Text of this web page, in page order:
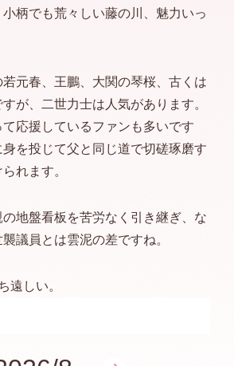
柄でも荒々しい藤の川、魅力いっ
元春、王鵬、大関の琴桜、古くは
が、二世力士は人気があります。
応援しているファンも多いです
を投じて父と同じ道で切磋琢磨す
れます。
地盤看板を苦労なく引き継ぎ、な
議員とは雲泥の差ですね。
遠しい。